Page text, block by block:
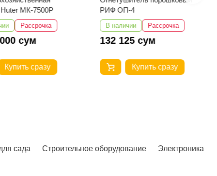
МК-7500P
Рассрочка
сум
Купить сразу
РИФ ОП-4
В наличии Рассрочка
132 125 сум
Купить сразу
сада Строительное оборудование Электроника